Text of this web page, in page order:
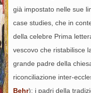
già impostato nelle sue
case studies, che in
della celebre Prima
vescovo che ristabilisce
grande padre della
riconciliazione inter-
Behr); i padri della